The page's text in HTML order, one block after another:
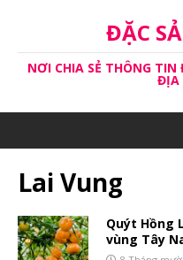
ĐẶC
NƠI CHIA SẺ THÔNG TIN
ĐỊA
Lai Vung
Quýt Hồng
vùng Tây